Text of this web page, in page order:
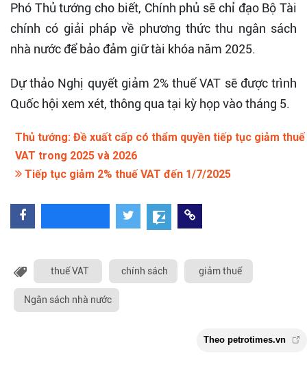
Phó Thủ tướng cho biết, Chính phủ sẽ chỉ đạo Bộ Tài
chính có giải pháp về phương thức thu ngân sách
nhà nước để bảo đảm giữ tài khóa năm 2025.
Dự thảo Nghị quyết giảm 2% thuế VAT sẽ được trình
Quốc hội xem xét, thông qua tại kỳ họp vào tháng 5.
Thủ tướng: Đề xuất cấp có thẩm quyền tiếp tục giảm thuế
VAT trong 2025 và 2026
Tiếp tục giảm 2% thuế VAT đến 1/7/2025
thuế VAT chính sách giảm thuế
Ngân sách nhà nước